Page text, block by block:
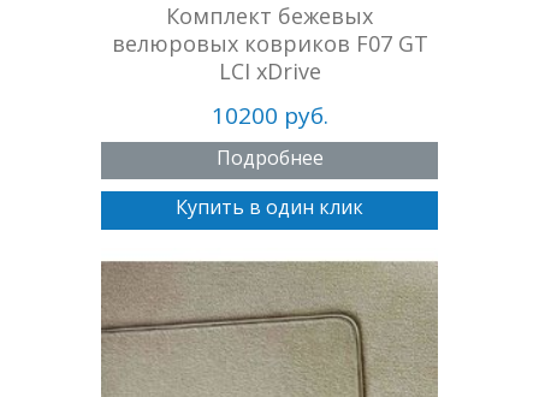
Комплект бежевых
велюровых ковриков F07 GT
LCI xDrive
10200 руб.
Подробнее
Купить в один клик